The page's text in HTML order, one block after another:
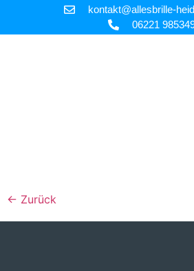
kontakt@allesbrille-
06221
← Zurück